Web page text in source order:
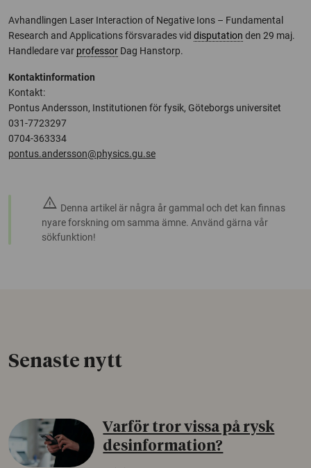
Avhandlingen Laser Interaction of Negative Ions – Fundamental
Research and Applications försvarades vid disputation den 29 maj.
Handledare var professor Dag Hanstorp.
Kontaktinformation
Kontakt:
Pontus Andersson, Institutionen för fysik, Göteborgs universitet
031-7723297
0704-363334
pontus.andersson@physics.gu.se
warning Denna artikel är några år gammal och det kan finnas
nyare forskning om samma ämne. Använd gärna vår
sökfunktion!
Senaste nytt
Varför tror vissa på rysk
desinformation?